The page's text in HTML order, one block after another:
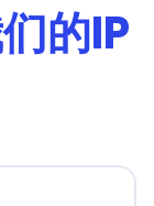
的IP